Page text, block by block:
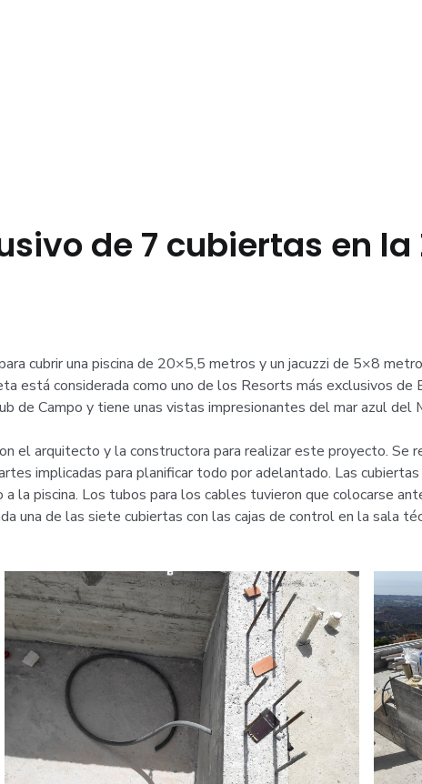
de 7 cubiertas en
cubrir una piscina de 20×5,5 metros y un jacuzzi de 5×8
está considerada como uno de los Resorts más exclusivos de
de Campo y tiene unas vistas impresionantes del mar azul del
el arquitecto y la constructora para realizar este proyecto. Se
implicadas para planificar todo por adelantado. Las
la piscina. Los tubos para los cables tuvieron que colocarse
una de las siete cubiertas con las cajas de control en la sala